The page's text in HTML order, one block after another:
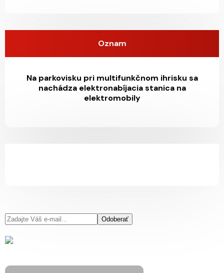
Oznam
Na parkovisku pri multifunkčnom ihrisku sa
nachádza elektronabíjacia stanica na
elektromobily
Odoberať